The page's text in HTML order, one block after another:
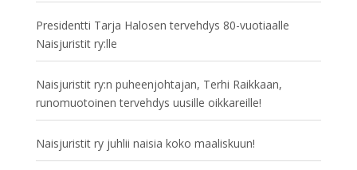
Presidentti Tarja Halosen tervehdys 80-vuotiaalle
Naisjuristit ry:lle
Naisjuristit ry:n puheenjohtajan, Terhi Raikkaan,
runomuotoinen tervehdys uusille oikkareille!
Naisjuristit ry juhlii naisia koko maaliskuun!